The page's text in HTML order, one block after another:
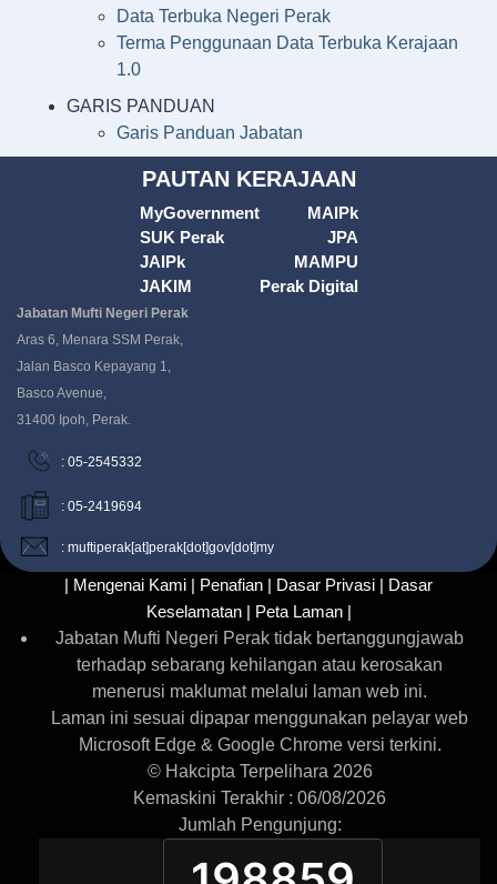
Data Terbuka Negeri Perak
Terma Penggunaan Data Terbuka Kerajaan
1.0
GARIS PANDUAN
Garis Panduan Jabatan
PAUTAN KERAJAAN
MyGovernment
SUK Perak
JAIPk
JAKIM
MAIPk
JPA
MAMPU
Perak Digital
Jabatan Mufti Negeri Perak
Aras 6, Menara SSM Perak,
Jalan Basco Kepayang 1,
Basco Avenue,
31400 Ipoh, Perak.
: 05-2545332
: 05-2419694
: muftiperak[at]perak[dot]gov[dot]my
| Mengenai Kami | Penafian | Dasar Privasi | Dasar
Keselamatan | Peta Laman |
Jabatan Mufti Negeri Perak tidak bertanggungjawab
terhadap sebarang kehilangan atau kerosakan
menerusi maklumat melalui laman web ini.
Laman ini sesuai dipapar menggunakan pelayar web
Microsoft Edge & Google Chrome versi terkini.
© Hakcipta Terpelihara 2026
Kemaskini Terakhir : 06/08/2026
Jumlah Pengunjung: